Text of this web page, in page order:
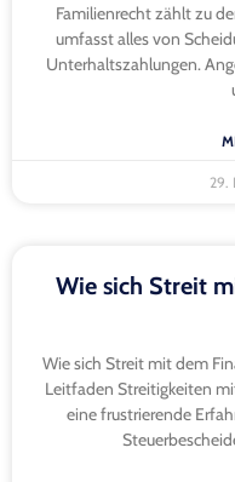
Familienrecht zählt zu
umfasst alles von
Unterhaltszahlungen.
29.
Wie sich Streit
Wie sich Streit mit dem
Leitfaden Streitigkeiten
eine frustrierende